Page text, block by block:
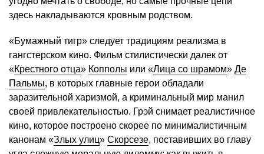
здесь накладываются кровным родством.
«Бумажный тигр» следует традициям реализма в
гангстерском кино. Фильм стилистически далек от
«Крестного отца» Копполы или «Лица со шрамом» Де
Пальмы, в которых главные герои обладали
заразительной харизмой, а криминальный мир манил
своей привлекательностью. Грэй снимает реалистичное
кино, которое построено скорее по минималистичным
канонам «Злых улиц» Скорсезе, поставивших во главу